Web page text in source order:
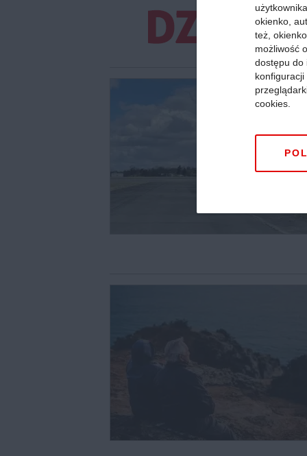
okienko,
też,
możliwość
dostępu do
konfiguracji
cookies.